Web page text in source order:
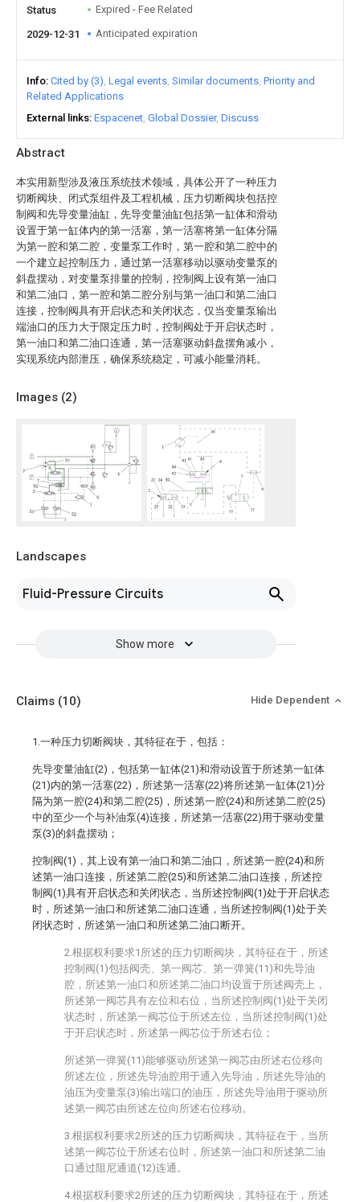
Abstract
本实用新型涉及液压系统技术领域，具体公开了一种压力
切断阀块、闭式泵组件及工程机械，压力切断阀块包括控
制阀和先导变量油缸，先导变量油缸包括第一缸体和滑动
设置于第一缸体内的第一活塞，第一活塞将第一缸体分隔
为第一腔和第二腔，变量泵工作时，第一腔和第二腔中的
一个建立起控制压力，通过第一活塞移动以驱动变量泵的
斜盘摆动，对变量泵排量的控制，控制阀上设有第一油口
和第二油口，第一腔和第二腔分别与第一油口和第二油口
连接，控制阀具有开启状态和关闭状态，仅当变量泵输出
端油口的压力大于限定压力时，控制阀处于开启状态时，
第一油口和第二油口连通，第一活塞驱动斜盘摆角减小，
实现系统内部泄压，确保系统稳定，可减小能量消耗。
Images (2)
Landscapes
Fluid-Pressure Circuits
Show more
Status Expired - Fee Related
2029-12-31 Anticipated expiration
Info Cited by (3) Legal events Similar documents Priority and
Related Applications
External links Espacenet Global Dossier Discuss
Claims (10) Hide Dependent
1.一种压力切断阀块，其特征在于，包括：
先导变量油缸(2)，包括第一缸体(21)和滑动设置于所述第一缸体
(21)内的第一活塞(22)，所述第一活塞(22)将所述第一缸体(21)分
隔为第一腔(24)和第二腔(25)，所述第一腔(24)和所述第二腔(25)
中的至少一个与补油泵(4)连接，所述第一活塞(22)用于驱动变量
泵(3)的斜盘摆动；
控制阀(1)，其上设有第一油口和第二油口，所述第一腔(24)和所
述第一油口连接，所述第二腔(25)和所述第二油口连接，所述控
制阀(1)具有开启状态和关闭状态，当所述控制阀(1)处于开启状态
时，所述第一油口和所述第二油口连通，当所述控制阀(1)处于关
闭状态时，所述第一油口和所述第二油口断开。
2.根据权利要求1所述的压力切断阀块，其特征在于，所述
控制阀(1)包括阀壳、第一阀芯、第一弹簧(11)和先导油
腔，所述第一油口和所述第二油口均设置于所述阀壳上，
所述第一阀芯具有左位和右位，当所述控制阀(1)处于关闭
状态时，所述第一阀芯位于所述左位，当所述控制阀(1)处
于开启状态时，所述第一阀芯位于所述右位；
所述第一弹簧(11)能够驱动所述第一阀芯由所述右位移向
所述左位，所述先导油腔用于通入先导油，所述先导油的
油压为变量泵(3)输出端口的油压，所述先导油用于驱动所
述第一阀芯由所述左位向所述右位移动。
3.根据权利要求2所述的压力切断阀块，其特征在于，当所
述第一阀芯位于所述右位时，所述第一油口和所述第二油
口通过阻尼通道(12)连通。
4.根据权利要求2所述的压力切断阀块，其特征在于，所述